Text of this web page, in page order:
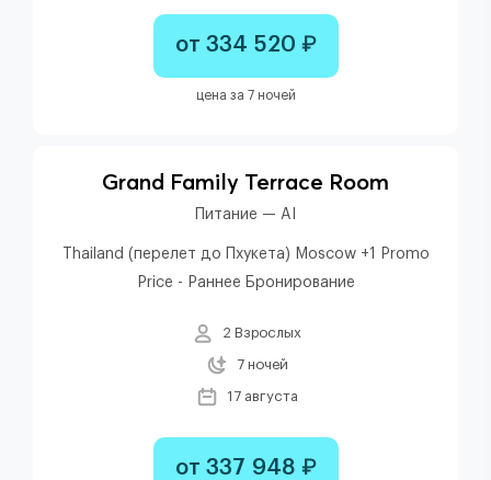
от 334 520 ₽
цена за 7 ночей
Grand Family Terrace Room
Питание — AI
Thailand (перелет до Пхукета) Moscow +1 Promo
Price - Раннее Бронирование
2 Взрослых
7 ночей
17 августа
от 337 948 ₽